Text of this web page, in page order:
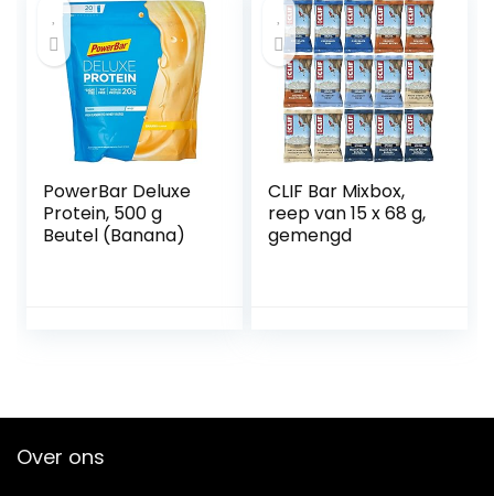
Plantaardige
Premium Proteine
Repen met
Biologische Vanille
(10x45g)
– Ideaal voor
onderweg – 100%
VEGANISTISCH
PowerBar Deluxe
Protein, 500 g
Beutel (Banana)
CLIF Bar Mixbox,
reep van 15 x 68 g,
gemengd
Over ons